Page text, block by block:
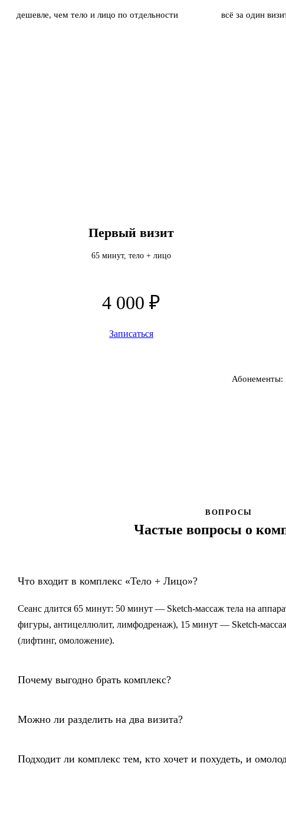
дешевле, чем тело и лицо по отдельности всё за один
Первый визит
65 минут, тело + лицо
4 000 ₽
Записаться
ВОПРОСЫ
Частые вопросы о
Что входит в комплекс «Тело + Лицо»?
Сеанс длится 65 минут: 50 минут — Sketch-массаж тела на
фигуры, антицеллюлит, лимфодренаж), 15 минут — Sketch-
(лифтинг, омоложение).
Почему выгодно брать комплекс?
Можно ли разделить на два визита?
Подходит ли комплекс тем, кто хочет и похудеть, и